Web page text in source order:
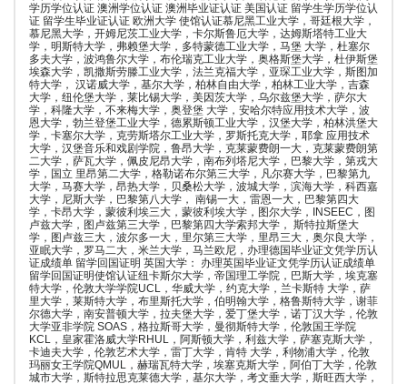
学历学位认证 澳洲学位认证 澳洲毕业证认证 美国认证 留学生学历学位认
证 留学生毕业证认证 欧洲大学 使馆认证慕尼黑工业大学，哥廷根大学，
慕尼黑大学，开姆尼茨工业大学，卡尔斯鲁厄大学，达姆斯塔特工业大
学，明斯特大学，弗赖堡大学，多特蒙德工业大学，马堡 大学，杜塞尔
多夫大学，波鸿鲁尔大学，布伦瑞克工业大学，奥格斯堡大学，杜伊斯堡
埃森大学，凯撒斯劳滕工业大学，法兰克福大学，亚琛工业大学，斯图加
特大学， 汉诺威大学，基尔大学，柏林自由大学，柏林工业大学，吉森
大学，纽伦堡大学，莱比锡大学，美因茨大学，乌尔兹堡大学，萨尔大
学，科隆大学，不来梅大学，奥登堡 大学，安哈尔特应用技术大学，波
恩大学，勃兰登堡工业大学，德累斯顿工业大学，汉堡大学，柏林洪堡大
学，卡塞尔大学，克劳斯塔尔工业大学，罗斯托克大学，耶拿 应用技术
大学，汉堡音乐和戏剧学院，鲁昂大学，克莱蒙费朗一大，克莱蒙费朗第
二大学，萨瓦大学，佩皮尼昂大学，南布列塔尼大学，巴黎大学，第戎大
学，国立 里昂第二大学，格勒诺布尔第三大学，凡尔赛大学，巴黎第九
大学，马赛大学，昂热大学，贝桑松大学，波城大学，滨海大学，科西嘉
大学，尼斯大学，巴黎第八大学， 南锡一大，雷恩一大，巴黎第四大
学，卡昂大学，蒙彼利埃三大，蒙彼利埃大学，图尔大学，INSEEC，图
卢兹大学，图卢兹第三大学，巴黎第四大学索邦大学， 斯特拉斯堡大
学，图卢兹三大，波尔多一大，里尔第三大学，里昂三大，奥尔良大学，
亚眠大学，罗马二大，米兰大学，马兰欧尼，办理德国毕业证文凭学历认
证成绩单 留学回国证明 英国大学： 办理英国毕业证文凭学历认证成绩单
留学回国证明使馆认证纽卡斯尔大学，帝国理工学院，巴斯大学，埃克塞
特大学，伦敦大学学院UCL，华威大学，约克大学，兰卡斯特 大学，萨
里大学，莱斯特大学，布里斯托大学，伯明翰大学，格鲁斯特大学，谢菲
尔德大学，南安普顿大学，拉夫堡大学，爱丁堡大学，诺丁汉大学，伦敦
大学亚非学院 SOAS，格拉斯哥大学，曼彻斯特大学，伦敦国王学院
KCL，皇家霍洛威大学RHUL，阿斯顿大学，利兹大学，萨塞克斯大学，
卡迪夫大学，伦敦艺术大学，雷丁大学，肯特 大学，利物浦大学，伦敦
玛丽女王学院QMUL，赫瑞瓦特大学，埃塞克斯大学，阿伯丁大学，伦敦
城市大学，斯特拉思克莱德大学，基尔大学，考文垂大学，斯旺西大学，